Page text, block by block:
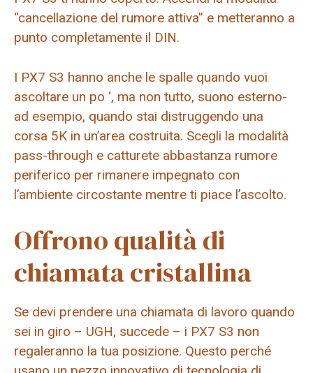
“cancellazione del rumore attiva” e metteranno a
punto completamente il DIN.
I PX7 S3 hanno anche le spalle quando vuoi
ascoltare un po ‘, ma non tutto, suono esterno-
ad esempio, quando stai distruggendo una
corsa 5K in un’area costruita. Scegli la modalità
pass-through e catturete abbastanza rumore
periferico per rimanere impegnato con
l’ambiente circostante mentre ti piace l’ascolto.
Offrono qualità di
chiamata cristallina
Se devi prendere una chiamata di lavoro quando
sei in giro – UGH, succede – i PX7 S3 non
regaleranno la tua posizione. Questo perché